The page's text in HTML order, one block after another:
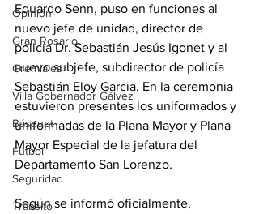
Opinión
Gran Rosario
Gremiales
Villa Gobernador Gálvez
Básquet
Fútbol
Seguridad
Tránsito
Eduardo Senn, puso en funciones al
nuevo jefe de unidad, director de
policía Dr. Sebastián Jesús Igonet y al
nuevo subjefe, subdirector de policía
Sebastián Eloy Garcia. En la ceremonia
estuvieron presentes los uniformados y
uniformadas de la Plana Mayor y Plana
Mayor Especial de la jefatura del
Departamento San Lorenzo.
Según se informó oficialmente,